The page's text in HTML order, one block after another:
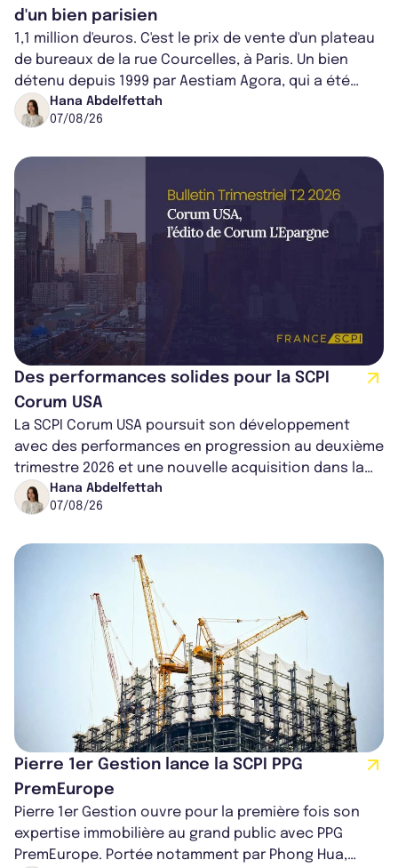
d'un bien parisien
1,1 million d'euros. C'est le prix de vente d'un plateau
de bureaux de la rue Courcelles, à Paris. Un bien
détenu depuis 1999 par Aestiam Agora, qui a été
cédé avec une plus-value...
Hana Abdelfettah
07/08/26
Des performances solides pour la SCPI
Corum USA
La SCPI Corum USA poursuit son développement
avec des performances en progression au deuxième
trimestre 2026 et une nouvelle acquisition dans la
région de Chicago. Entre hausse de...
Hana Abdelfettah
07/08/26
Pierre 1er Gestion lance la SCPI PPG
PremEurope
Pierre 1er Gestion ouvre pour la première fois son
expertise immobilière au grand public avec PPG
PremEurope. Portée notamment par Phong Hua,